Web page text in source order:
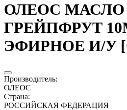
ОЛЕОС МАСЛО
ГРЕЙПФРУТ
ЭФИРНОЕ И/У
Производитель:
ОЛЕОС
Страна:
РОССИЙСКАЯ ФЕДЕРАЦИЯ